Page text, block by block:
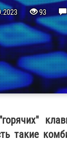
93
такие